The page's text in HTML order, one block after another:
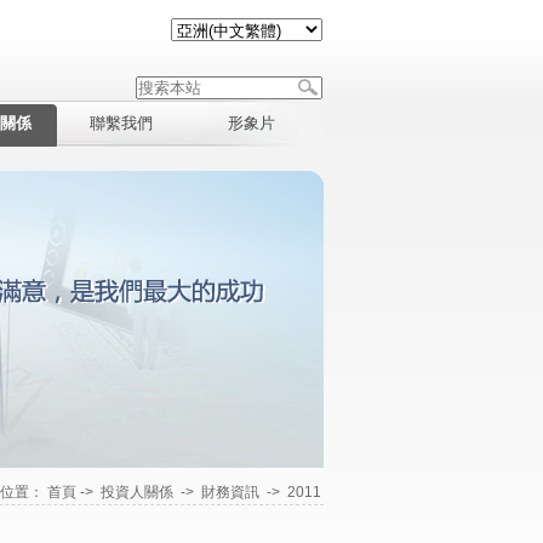
係 聯繫我們 形象片
置： 首頁-> 投資人關係-> 財務資訊-> 2011